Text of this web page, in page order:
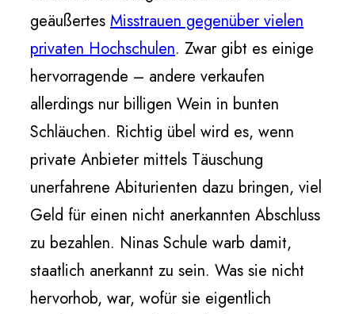
geäußertes Misstrauen gegenüber vielen
privaten Hochschulen. Zwar gibt es einige
hervorragende – andere verkaufen
allerdings nur billigen Wein in bunten
Schläuchen. Richtig übel wird es, wenn
private Anbieter mittels Täuschung
unerfahrene Abiturienten dazu bringen, viel
Geld für einen nicht anerkannten Abschluss
zu bezahlen. Ninas Schule warb damit,
staatlich anerkannt zu sein. Was sie nicht
hervorhob, war, wofür sie eigentlich